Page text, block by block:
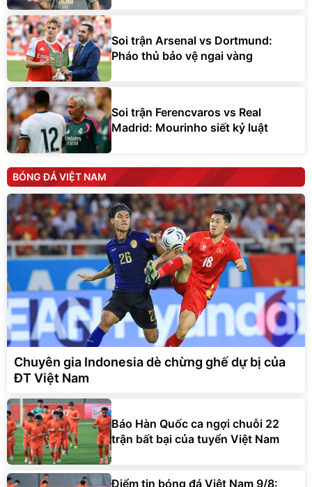
Soi trận Arsenal vs Dortmund:
Pháo thủ bảo vệ ngai vàng
Soi trận Ferencvaros vs Real
Madrid: Mourinho siết kỷ luật
BÓNG ĐÁ VIỆT NAM
Chuyên gia Indonesia dè chừng ghế dự bị của
ĐT Việt Nam
Báo Hàn Quốc ca ngợi chuỗi 22
trận bất bại của tuyển Việt Nam
Điểm tin bóng đá Việt Nam 9/8: